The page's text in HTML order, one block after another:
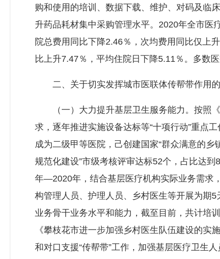
购和使用的培训、数据下载、维护、对码及临
升药品耗材集中采购管理水平。2020年全市医
院总费用同比下降2.46％，次均费用同比仅上
比上升7.47％，平均住院日下降5.11％。多数
二、关于切实发挥城市医联体传帮带作用
（一）大力提升基层卫生服务能力。按照《
求，逐年推进实施设备达标等“十项行动”重点
成为二级甲等医院，己创建国家“群众满意的乡
规范化建设”市级考核评审达标52个，占比达
年—2020年，结合基层医疗机构实际业务需求
构管理人员、护理人员、乡村医生等开展为期
业务骨干业务水平和能力，截至目前，共计培
《攀枝花市进一步加强乡村医生队伍建设的
和对口支援“传帮带”工作，加强基层医疗卫生